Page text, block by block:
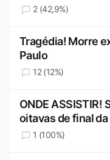
2 (42,9%)
Tragédia! Morre
Paulo
12 (12%)
ONDE ASSISTIR!
oitavas de final
1 (100%)